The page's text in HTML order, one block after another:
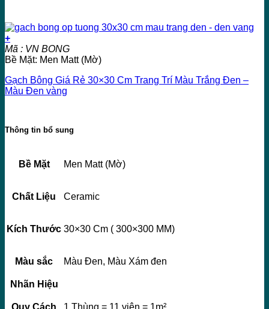
+
Mã : VN BONG
Bề Mặt: Men Matt (Mờ)
Gạch Bông Giá Rẻ 30×30 Cm Trang Trí Màu Trắng Đen –
Màu Đen vàng
Thông tin bổ sung
Bề Mặt Men Matt (Mờ)
Chất Liệu Ceramic
Kích Thước 30×30 Cm ( 300×300 MM)
Màu sắc Màu Đen, Màu Xám đen
Nhãn Hiệu